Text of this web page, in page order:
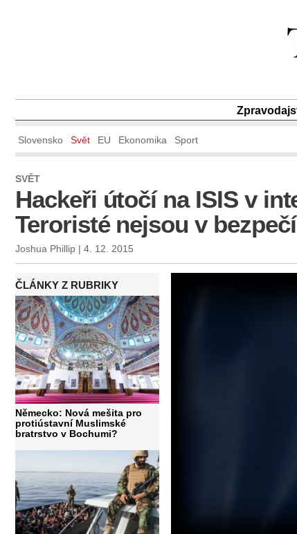
Slovensko Svět EU Ekonomika Sport
SVĚT
Hackeři útočí na ISIS v
Teroristé nejsou v
Joshua Phillip | 4. 12. 2015
ČLÁNKY Z RUBRIKY
Německo: Nová mešita pro
protiústavní Muslimské
bratrstvo v Bochumi?